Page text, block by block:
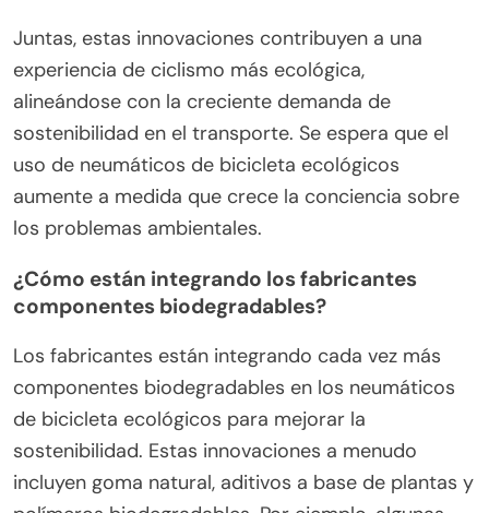
Juntas, estas innovaciones contribuyen a una
experiencia de ciclismo más ecológica,
alineándose con la creciente demanda de
sostenibilidad en el transporte. Se espera que el
uso de neumáticos de bicicleta ecológicos
aumente a medida que crece la conciencia sobre
los problemas ambientales.
¿Cómo están integrando los fabricantes
componentes biodegradables?
Los fabricantes están integrando cada vez más
componentes biodegradables en los neumáticos
de bicicleta ecológicos para mejorar la
sostenibilidad. Estas innovaciones a menudo
incluyen goma natural, aditivos a base de plantas y